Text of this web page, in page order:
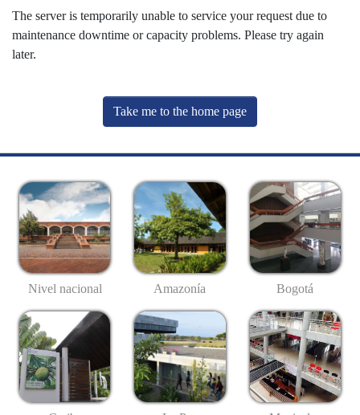
The server is temporarily unable to service your request due to
maintenance downtime or capacity problems. Please try again
later.
Take me to the home page
Nivel nacional Amazonía Bogotá